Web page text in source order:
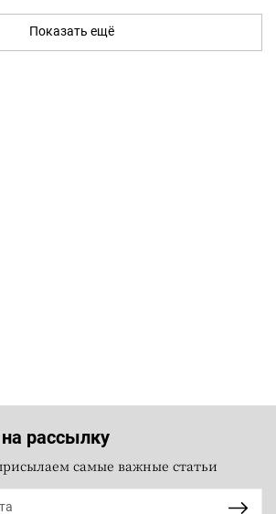
Показать ещё
рассылку
самые важные статьи